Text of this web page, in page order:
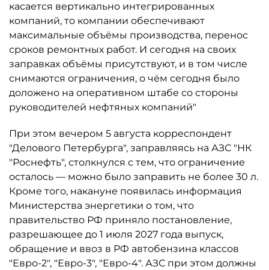
касается вертикально интегрированных
компаний, то компании обеспечивают
максимальные объёмы производства, перенос
сроков ремонтных работ. И сегодня на своих
заправках объёмы присутствуют, и в том числе
снимаются ограничения, о чём сегодня было
доложено на оперативном штабе со стороны
руководителей нефтяных компаний"
При этом вечером 5 августа корреспондент
"Делового Петербурга", заправляясь на АЗС "НК
"Роснефть", столкнулся с тем, что ограничение
осталось ­— можно было заправить не более 30 л.
Кроме того, накануне появилась информация
Министерства энергетики о том, что
правительство РФ приняло постановление,
разрешающее до 1 июля 2027 года выпуск,
обращение и ввоз в РФ автобензина классов
"Евро-2", "Евро-3", "Евро-4". АЗС при этом должны